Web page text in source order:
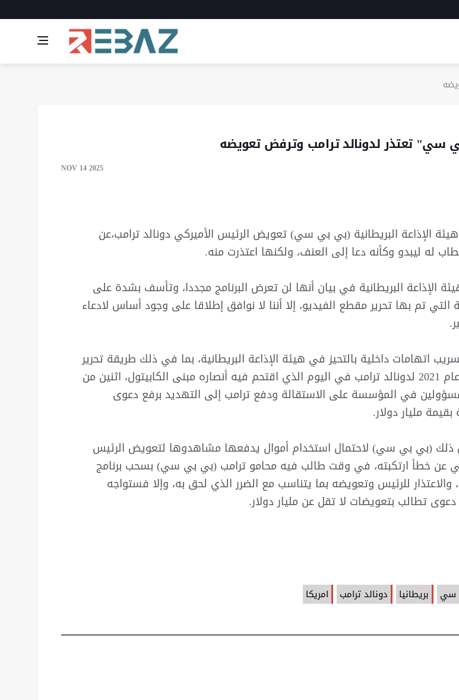
سي" تعتذر لدونالد ترامب وترفض تعويضه
NOV 14 2025
الإذاعة البريطانية (بي بي سي) تعويض الرئيس الأميركي دونالد ترامب،عن
له ليبدو وكأنه دعا إلى العنف، ولكنها اعتذرت منه.
الإذاعة البريطانية في بيان أنها لن تعرض البرنامج مجددا، وتأسف بشدة على
التي تم بها تحرير مقطع الفيديو، إلا أننا لا نوافق إطلاقا على وجود أساس لادعاء
اتهامات داخلية بالتحيز في هيئة الإذاعة البريطانية، بما في ذلك طريقة تحرير
خطاب عام 2021 لدونالد ترامب في اليوم الذي اقتحم فيه أنصاره مبنى الكابيتول، اثنين من
في المؤسسة على الاستقالة ودفع ترامب إلى التهديد برفع دعوى
مليار دولار.
(بي بي سي) لاحتمال استخدام أموال يدفعها مشاهدوها لتعويض الرئيس
عن خطأ ارتكبته، في وقت طالب فيه محامو ترامب (بي بي سي) بسحب برنامج
والاعتذار للرئيس وتعويضه بما يتناسب مع الضرر الذي لحق به، وإلا فستواجه
دعوى تطالب بتعويضات لا تقل عن مليار دولار.
سي بريطانيا دونالد ترامب امريكا